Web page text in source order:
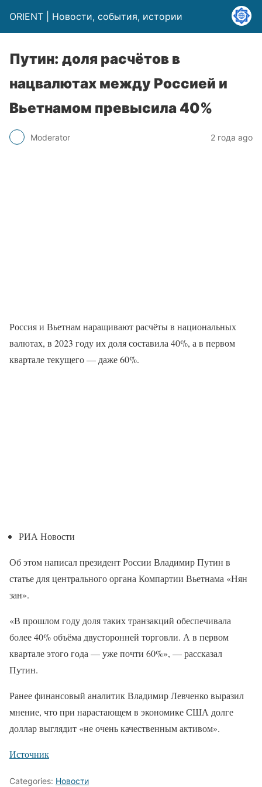
ORIENT | Новости, события, истории
Путин: доля расчётов в
нацвалютах между Россией и
Вьетнамом превысила 40%
Moderator 2 года ago
Россия и Вьетнам наращивают расчёты в национальных
валютах, в 2023 году их доля составила 40%, а в первом
квартале текущего — даже 60%.
РИА Новости
Об этом написал президент России Владимир Путин в
статье для центрального органа Компартии Вьетнама «Нян
зан».
«В прошлом году доля таких транзакций обеспечивала
более 40% объёма двусторонней торговли. А в первом
квартале этого года — уже почти 60%», — рассказал
Путин.
Ранее финансовый аналитик Владимир Левченко выразил
мнение, что при нарастающем в экономике США долге
доллар выглядит «не очень качественным активом».
Источник
Categories: Новости